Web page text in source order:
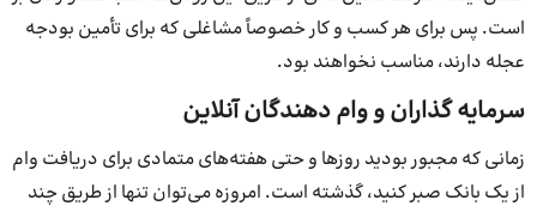
است. پس برای هر کسب و کار خصوصاً مشاغلی که برای تأمین بودجه
عجله دارند، مناسب نخواهند بود.
سرمایه گذاران و وام دهندگان آنلاین
زمانی که مجبور بودید روزها و حتی هفته‌های متمادی برای دریافت وام
از یک بانک صبر کنید، گذشته است. امروزه می‌توان تنها از طریق چند